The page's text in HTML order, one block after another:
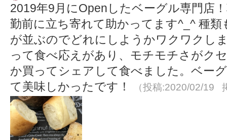
2019年9月にOpenしたベーグル専門店
勤前に立ち寄れて助かってます^_^ 種
が並ぶのでどれにしようかワクワクし
って食べ応えがあり、モチモチさがク
か買ってシェアして食べました。ベー
て美味しかったです！
（投稿:2020/02/19